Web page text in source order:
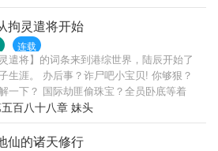
拘灵遣将开始
连载
遣将】的词条来到港综世界，陆辰开始了
生涯。 办后事？诈尸吧小宝贝! 你够狠？
一下？ 国际劫匪偷珠宝？全员卧底等着
辰：乐子人其乐无穷！
百八十八章 妹头
仙的诸天修行